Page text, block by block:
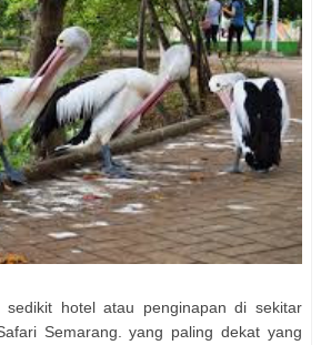
sedikit hotel atau penginapan di sekitar
Semarang. yang paling dekat yang